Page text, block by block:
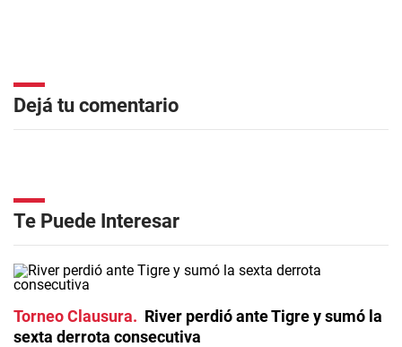
Dejá tu comentario
Te Puede Interesar
Torneo Clausura
River perdió ante Tigre y sumó la
sexta derrota consecutiva